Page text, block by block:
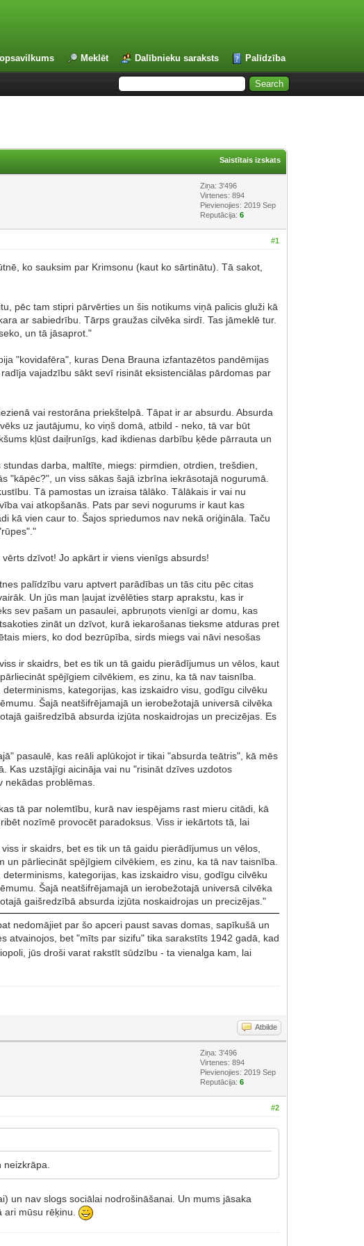
Meklēt Dalībnieku saraksts Palīdzība
Saistītais izskats
Ziņa: 3'496
Virtenes: 894
Pievienojies: 2019 Sep
Reputācija:6
#1
ko sauksim par Krimsonu (kaut ko sārtinātu). Tā sakot,
pēc tam stipri pārvērties un šis notikums viņā palicis gluži kā
ar sabiedrību. Tārps graužas cilvēka sirdī. Tas jāmeklē tur.
un tā jāsaprot."
"kovidafēra", kuras Dena Brauna izfantazētos pandēmijas
vajadzību sākt sevī risināt eksistenciālas pārdomas par
vai restorāna priekštelpā. Tāpat ir ar absurdu. Absurda
uz jautājumu, ko viņš domā, atbild - neko, tā var būt
kļūst daiļrunīgs, kad ikdienas darbību ķēde pārrauta un
darba, maltīte, miegs: pirmdien, otrdien, trešdien,
"kāpēc?", un viss sākas šajā izbrīna iekrāsotajā nogurumā.
Tā pamostas un izraisa tālāko. Tālākais ir vai nu
vai atkopšanās. Pats par sevi nogurums ir kaut kas
kā vien caur to. Šajos spriedumos nav nekā oriģināla. Taču
dzīvot! Jo apkārt ir viens vienīgs absurds!
palīdzību varu aptvert parādības un tās citu pēc citas
Un jūs man ļaujat izvēlēties starp aprakstu, kas ir
sev pašam un pasaulei, apbruņots vienīgi ar domu, kas
zināt un dzīvot, kurā iekarošanas tieksme atduras pret
miers, ko dod bezrūpība, sirds miegs vai nāvi nesošas
ir skaidrs, bet es tik un tā gaidu pierādījumus un vēlos, kaut
spējīgiem cilvēkiem, es zinu, ka tā nav taisnība.
kategorijas, kas izskaidro visu, godīgu cilvēku
Šajā neatšifrējamajā un ierobežotajā universā cilvēka
gaišredzībā absurda izjūta noskaidrojas un precizējas. Es
pasaulē, kas reāli aplūkojot ir tikai "absurda teātris", kā mēs
Kas uzstājīgi aicināja vai nu "risināt dzīves uzdotos
nekādas problēmas.
tā par nolemtību, kurā nav iespējams rast mieru citādi, kā
nozīmē provocēt paradoksus. Viss ir iekārtots tā, lai
ir skaidrs, bet es tik un tā gaidu pierādījumus un vēlos,
pārliecināt spējīgiem cilvēkiem, es zinu, ka tā nav taisnība.
kategorijas, kas izskaidro visu, godīgu cilvēku
Šajā neatšifrējamajā un ierobežotajā universā cilvēka
gaišredzībā absurda izjūta noskaidrojas un precizējas."
nedomājiet par šo apceri paust savas domas, sapīkušā un
atvainojos, bet "mīts par sizifu" tika sarakstīts 1942 gadā, kad
jūs droši varat rakstīt sūdzību - ta vienalga kam, lai
Atbilde
Ziņa: 3'496
Virtenes: 894
Pievienojies: 2019 Sep
Reputācija:6
#2
un nav slogs sociālai nodrošināšanai. Un mums jāsaka
ari mūsu rēķinu.